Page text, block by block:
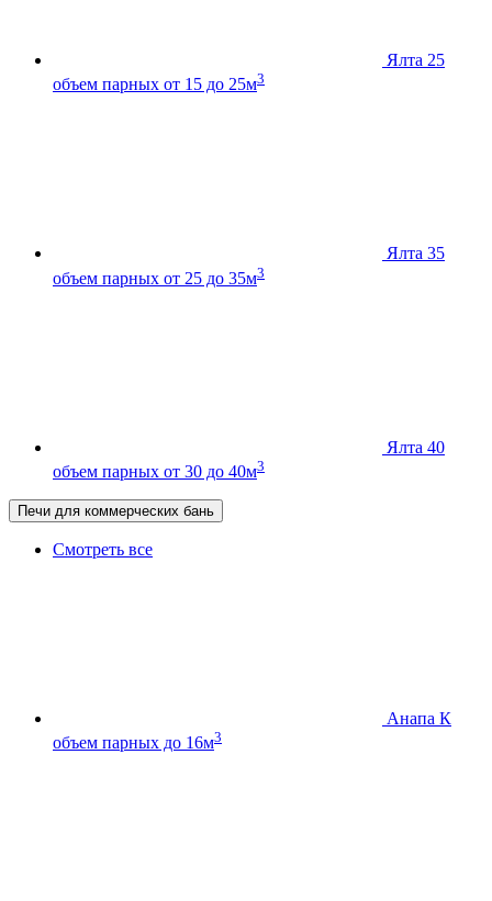
Ялта 25
объем парных от 15 до 25м3
Ялта 35
объем парных от 25 до 35м3
Ялта 40
объем парных от 30 до 40м3
Печи для коммерческих бань
Смотреть все
Анапа К
объем парных до 16м3